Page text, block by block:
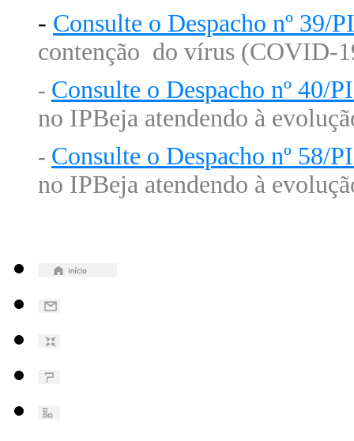
- Consulte o Despacho nº 39/
contenção do vírus (COVID-
- Consulte o Despacho nº 40/
no IPBeja atendendo à
- Consulte o Despacho nº 58/
no IPBeja atendendo à